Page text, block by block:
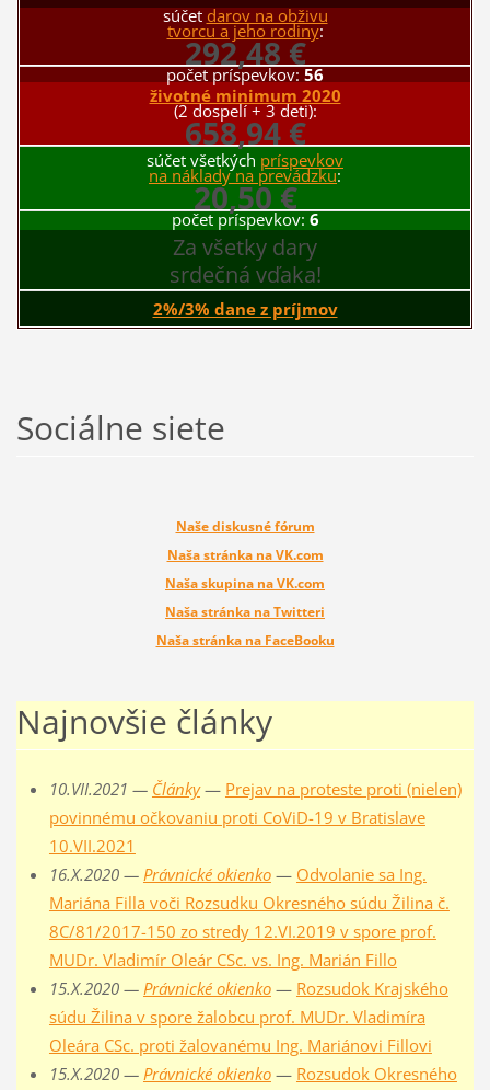
súčet darov na obživu
tvorcu a jeho rodiny:
292,48 €
počet príspevkov: 56
životné minimum 2020
(2 dospelí + 3 deti):
658,94 €
súčet všetkých príspevkov
na náklady na prevádzku:
20,50 €
počet príspevkov: 6
Za všetky dary
srdečná vďaka!
2%/3% dane z príjmov
Sociálne siete
Naše diskusné fórum
Naša stránka na VK.com
Naša skupina na VK.com
Naša stránka na Twitteri
Naša stránka na FaceBooku
Najnovšie články
10.VII.2021 — Články— Prejav na proteste proti (nielen)
povinnému očkovaniu proti CoViD-19 v Bratislave
10.VII.2021
16.X.2020 — Právnické okienko— Odvolanie sa Ing.
Mariána Filla voči Rozsudku Okresného súdu Žilina č.
8C/81/2017-150 zo stredy 12.VI.2019 v spore prof.
MUDr. Vladimír Oleár CSc. vs. Ing. Marián Fillo
15.X.2020 — Právnické okienko— Rozsudok Krajského
súdu Žilina v spore žalobcu prof. MUDr. Vladimíra
Oleára CSc. proti žalovanému Ing. Mariánovi Fillovi
15.X.2020 — Právnické okienko— Rozsudok Okresného